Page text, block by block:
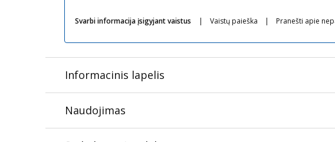
Svarbi informacija įsigyjant vaistus Vaistų paieška Pranešti apie
Informacinis lapelis
Naudojimas